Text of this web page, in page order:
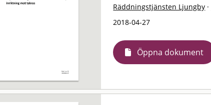
Räddningstjänsten Ljungby ·
2018-04-27
Öppna dokument